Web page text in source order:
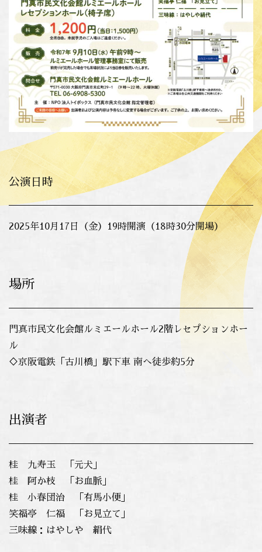
公演日時
2025年10月17日（金）19時開演（18時30分開場）
場所
門真市民文化会館ルミエールホール2階レセプションホー
ル
♢京阪電鉄「古川橋」駅下車 南へ徒歩約5分
出演者
桂 九寿玉 「元犬」
桂 阿か枝 「お血脈」
桂 小春団治 「有馬小便」
笑福亭 仁福 「お見立て」
三味線：はやしや 絹代